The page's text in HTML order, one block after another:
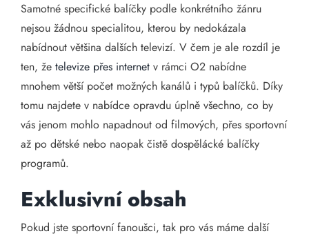
Samotné specifické balíčky podle konkrétního žánru
nejsou žádnou specialitou, kterou by nedokázala
nabídnout většina dalších televizí. V čem je ale rozdíl je
ten, že televize přes internet v rámci O2 nabídne
mnohem větší počet možných kanálů i typů balíčků. Díky
tomu najdete v nabídce opravdu úplně všechno, co by
vás jenom mohlo napadnout od filmových, přes sportovní
až po dětské nebo naopak čistě dospělácké balíčky
programů.
Exklusivní obsah
Pokud jste sportovní fanoušci, tak pro vás máme další